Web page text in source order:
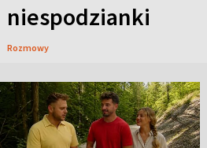
niespodzianki
Rozmowy